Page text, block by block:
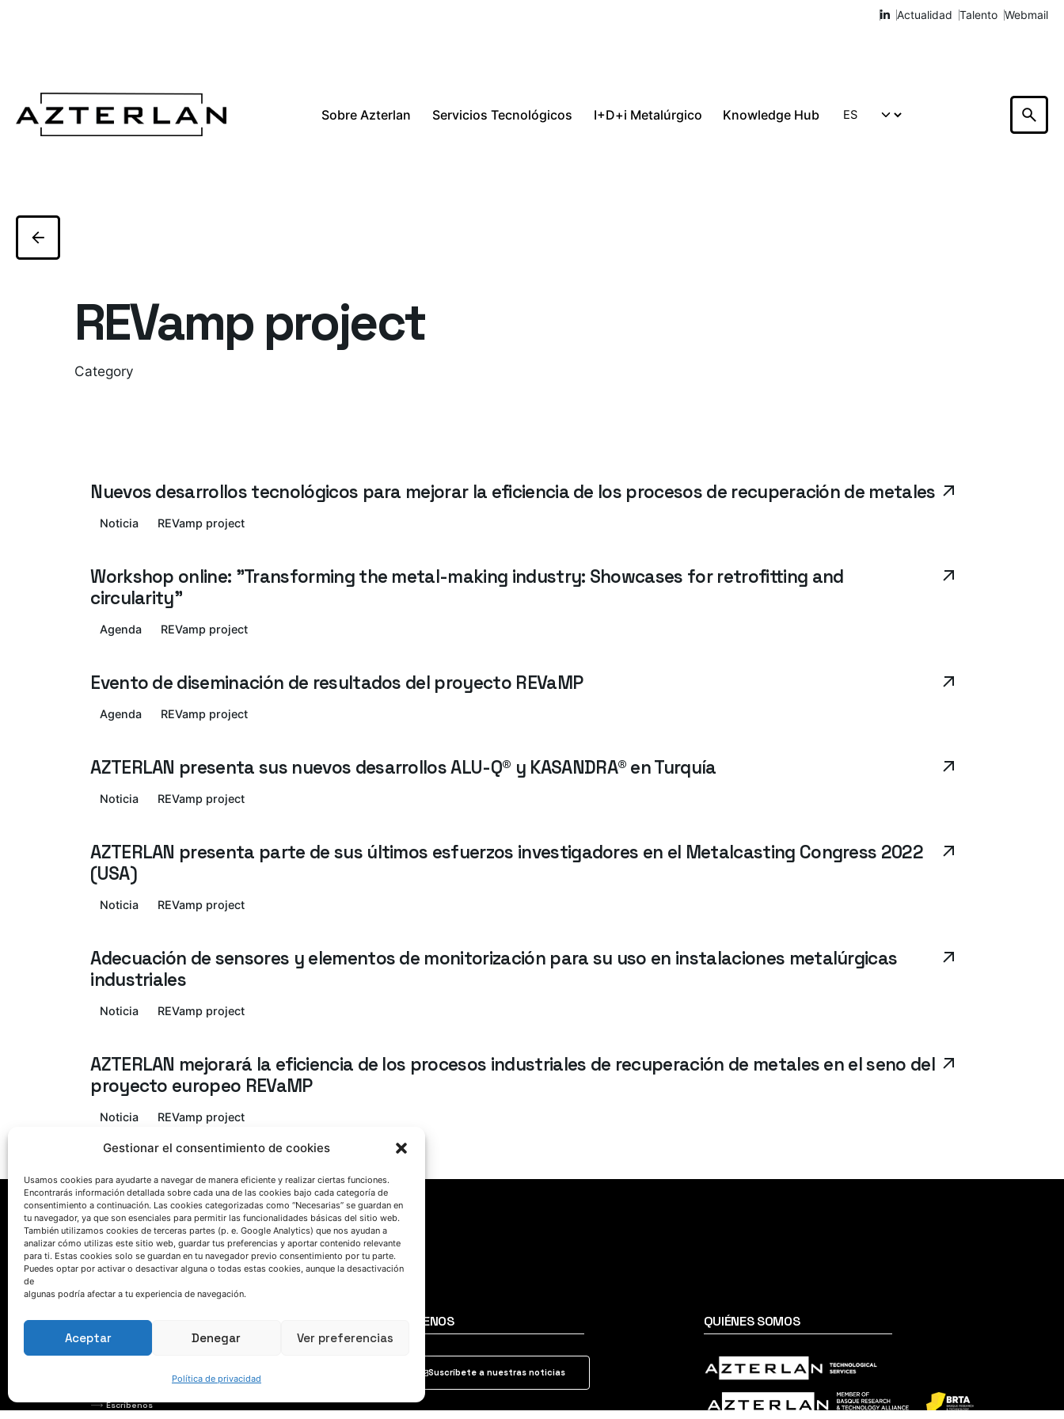
Gestionar el consentimiento de cookies
Usamos cookies para ayudarte a navegar de manera eficiente y realizar ciertas funciones.
Encontrarás información detallada sobre cada una de las cookies bajo cada categoría de
consentimiento a continuación. Las cookies categorizadas como “Necesarias” se guardan en
tu navegador, ya que son esenciales para permitir las funcionalidades básicas del sitio web.
También utilizamos cookies de terceras partes (p. e. Google Analytics) que nos ayudan a
analizar cómo utilizas este sitio web, guardar tus preferencias y aportar contenido relevante
para ti. Estas cookies solo se guardan en tu navegador previo consentimiento por tu parte.
Puedes optar por activar o desactivar alguna o todas estas cookies, aunque la desactivación
de
algunas podría afectar a tu experiencia de navegación.
Aceptar Denegar Ver preferencias
Política de privacidad
Actualidad Talento Webmail
Sobre Azterlan Servicios Tecnológicos I+D+i Metalúrgico Knowledge Hub
REVamp project
Category
Nuevos desarrollos tecnológicos para mejorar la eficiencia de los procesos de recuperación de metales
Noticia REVamp project
Workshop online: "Transforming the metal-making industry: Showcases for retrofitting and
circularity"
Agenda REVamp project
Evento de diseminación de resultados del proyecto REVaMP
Agenda REVamp project
AZTERLAN presenta sus nuevos desarrollos ALU-Q® y KASANDRA® en Turquía
Noticia REVamp project
AZTERLAN presenta parte de sus últimos esfuerzos investigadores en el Metalcasting Congress 2022
(USA)
Noticia REVamp project
Adecuación de sensores y elementos de monitorización para su uso en instalaciones metalúrgicas
industriales
Noticia REVamp project
AZTERLAN mejorará la eficiencia de los procesos industriales de recuperación de metales en el seno del
proyecto europeo REVaMP
Noticia REVamp project
HABLEMOS
Cómo llegar a AZTERLAN
Escríbenos
SÍGUENOS
Suscríbete a nuestras noticias
QUIÉNES SOMOS